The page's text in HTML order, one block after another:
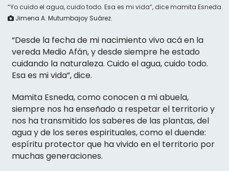
“Yo cuido el agua, cuido todo. Esa es mi vida”, dice mamita Esneda.
Jimena A. Mutumbajoy Suárez.
“Desde la fecha de mi nacimiento vivo acá en la
vereda Medio Afán, y desde siempre he estado
cuidando la naturaleza. Cuido el agua, cuido todo.
Esa es mi vida”, dice.
Mamita Esneda, como conocen a mi abuela,
siempre nos ha enseñado a respetar el territorio y
nos ha transmitido los saberes de las plantas, del
agua y de los seres espirituales, como el duende:
espíritu protector que ha vivido en el territorio por
muchas generaciones.